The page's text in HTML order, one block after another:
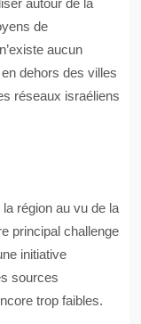
de
aucun
dehors des villes
réseaux israéliens
région au vu de la
principal challenge
initiative
sources
trop faibles.